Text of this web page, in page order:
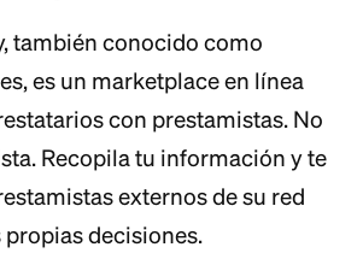
también conocido como
es un marketplace en línea
con prestamistas. No
Recopila tu información y te
externos de su red
decisiones.